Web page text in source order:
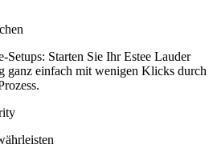
Setups: Starten Sie Ihr Estee Lauder
ganz einfach mit wenigen Klicks durch